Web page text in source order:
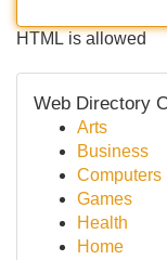
HTML is allowed
Web Directory
Arts
Business
Computers
Games
Health
Home